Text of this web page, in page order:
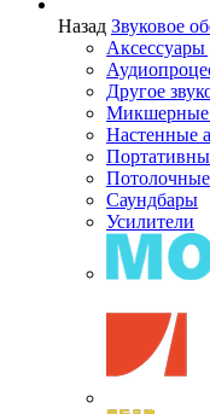
Назад Звуковое
Аксессуары
Другое
Микшерные
Настенные
Потолочные
Саундбары
Усилители